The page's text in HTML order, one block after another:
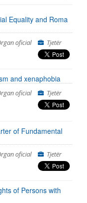
Equality and Roma
oficial Tjetër
and xenaphobia
oficial Tjetër
of Fundamental
oficial Tjetër
of Persons with